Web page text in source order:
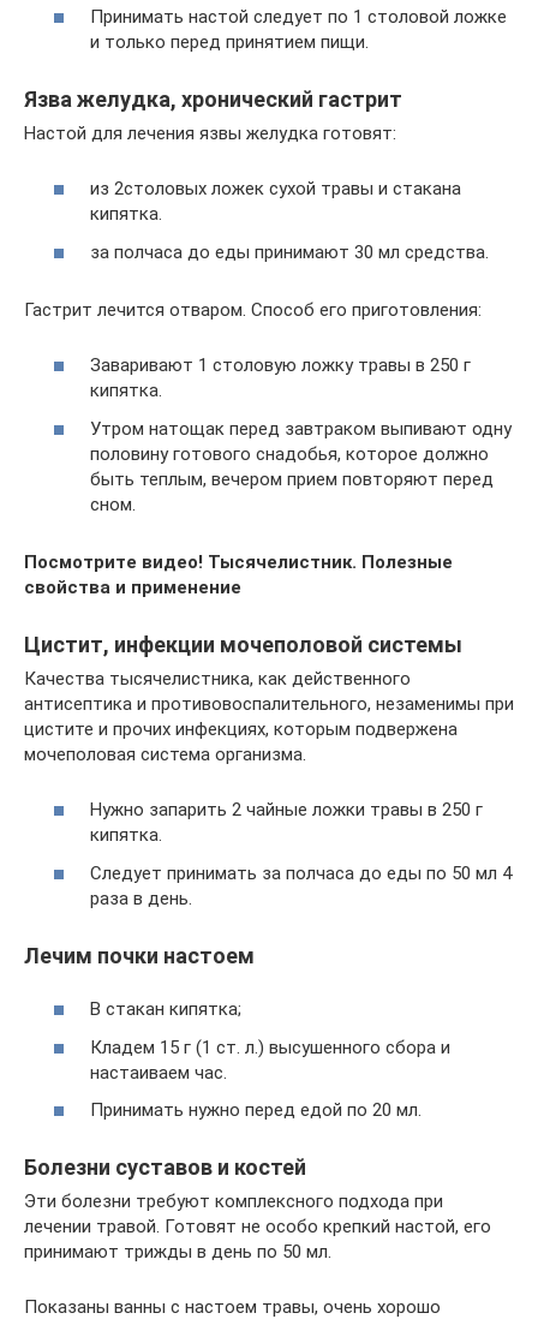
Принимать настой следует по 1 столовой ложке
и только перед принятием пищи.
Язва желудка, хронический гастрит
Настой для лечения язвы желудка готовят:
из 2столовых ложек сухой травы и стакана
кипятка.
за полчаса до еды принимают 30 мл средства.
Гастрит лечится отваром. Способ его приготовления:
Заваривают 1 столовую ложку травы в 250 г
кипятка.
Утром натощак перед завтраком выпивают одну
половину готового снадобья, которое должно
быть теплым, вечером прием повторяют перед
сном.
Посмотрите видео! Тысячелистник. Полезные
свойства и применение
Цистит, инфекции мочеполовой системы
Качества тысячелистника, как действенного
антисептика и противовоспалительного, незаменимы при
цистите и прочих инфекциях, которым подвержена
мочеполовая система организма.
Нужно запарить 2 чайные ложки травы в 250 г
кипятка.
Следует принимать за полчаса до еды по 50 мл 4
раза в день.
Лечим почки настоем
В стакан кипятка;
Кладем 15 г (1 ст. л.) высушенного сбора и
настаиваем час.
Принимать нужно перед едой по 20 мл.
Болезни суставов и костей
Эти болезни требуют комплексного подхода при
лечении травой. Готовят не особо крепкий настой, его
принимают трижды в день по 50 мл.
Показаны ванны с настоем травы, очень хорошо